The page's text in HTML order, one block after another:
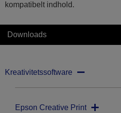
kompatibelt indhold.
Downloads
Kreativitetssoftware
Epson Creative Print